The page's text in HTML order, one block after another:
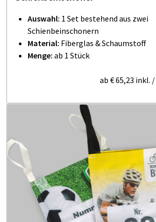
Auswahl: 1 Set bestehend aus zwei
Schienbeinschonern
Material: Fiberglas & Schaumstoff
Menge: ab 1 Stück
ab € 65,23 inkl. /